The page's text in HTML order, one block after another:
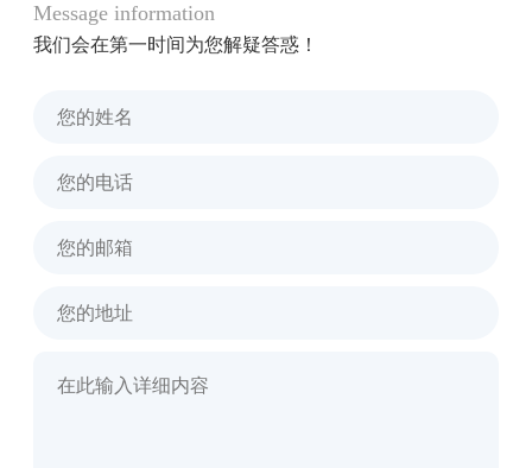
Message information
我们会在第一时间为您解疑答惑！